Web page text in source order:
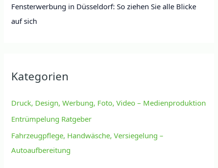
Fensterwerbung in Düsseldorf: So ziehen Sie alle Blicke
auf sich
Kategorien
Druck, Design, Werbung, Foto, Video – Medienproduktion
Entrümpelung Ratgeber
Fahrzeugpflege, Handwäsche, Versiegelung –
Autoaufbereitung